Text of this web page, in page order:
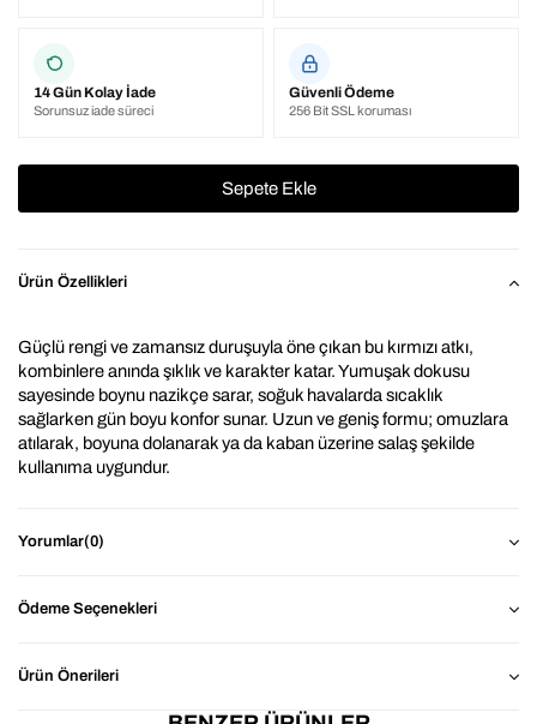
14 Gün Kolay İade
Sorunsuz iade süreci
Güvenli Ödeme
256 Bit SSL koruması
Ürün Özellikleri
Güçlü rengi ve zamansız duruşuyla öne çıkan bu kırmızı atkı,
kombinlere anında şıklık ve karakter katar. Yumuşak dokusu
sayesinde boynu nazikçe sarar, soğuk havalarda sıcaklık
sağlarken gün boyu konfor sunar. Uzun ve geniş formu; omuzlara
atılarak, boyuna dolanarak ya da kaban üzerine salaş şekilde
kullanıma uygundur.
yaratır. Uçlardaki püskül detayları atkıya klasik ama modern bir
tamamlayan iddialı ve zarif bir aksesuardır.
Yorumlar(0)
Ödeme Seçenekleri
Ürün Önerileri